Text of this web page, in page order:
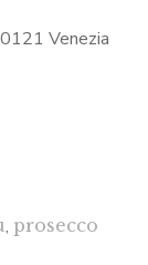
Venezia
, prosecco